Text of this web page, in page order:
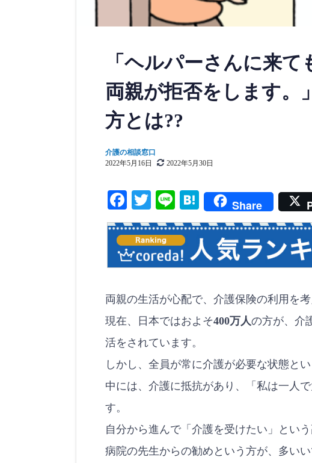
「ヘルパーさんに来て
両親が拒否をします。
方とは??
介護の相談窓口
2022年5月16日
2022年5月30日
F
ac
eb
oo
T
wi
tt
er
Li
ne
H
at
en
a
Share
両親の生活が心配で、介護保険の利用を
現在、日本ではおよそ400万人の方が、介
活をされています。
しかし、全員が常に介護が必要な状態と
中には、介護に抵抗があり、「私は一人
す。
自分から進んで「介護を受けたい」とい
病院の先生からの勧めという方が、多いい